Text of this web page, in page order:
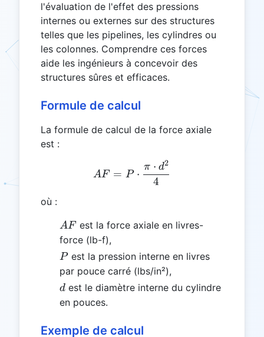
l'évaluation de l'effet des pressions
internes ou externes sur des structures
telles que les pipelines, les cylindres ou
les colonnes. Comprendre ces forces
aide les ingénieurs à concevoir des
structures sûres et efficaces.
Formule de calcul
La formule de calcul de la force axiale
est :
AF = P \cdot \frac{\pi
AF = P ⋅
4
π ⋅ d2
où :
AF
AF est la force axiale en livres-
force (lb-f),
P
Pest la pression interne en livres
par pouce carré (lbs/in²),
d
d est le diamètre interne du cylindre
en pouces.
Exemple de calcul